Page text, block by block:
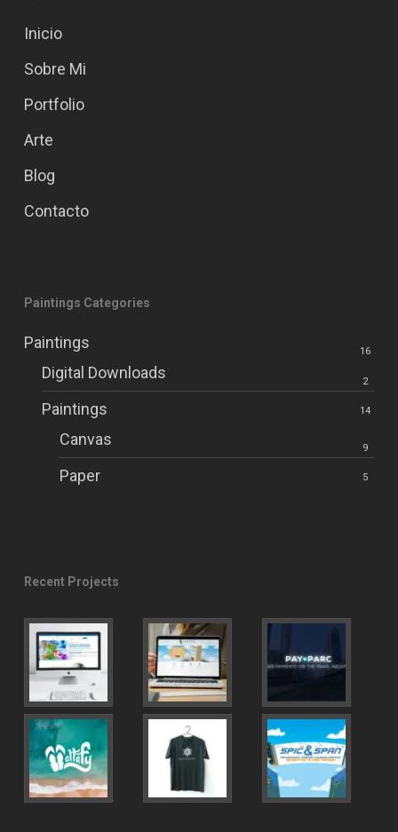
Inicio
Sobre Mi
Portfolio
Arte
Blog
Contacto
Paintings Categories
Paintings 16
Digital Downloads 2
Paintings 14
Canvas 9
Paper 5
Recent Projects